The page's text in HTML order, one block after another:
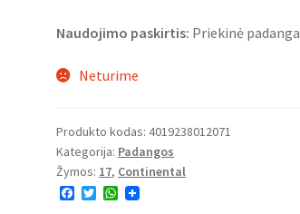
Naudojimo paskirtis: Priekinė padanga
Neturime
Produkto kodas:4019238012071
Kategorija: Padangos
Žymos: 17, Continental
F
T
W